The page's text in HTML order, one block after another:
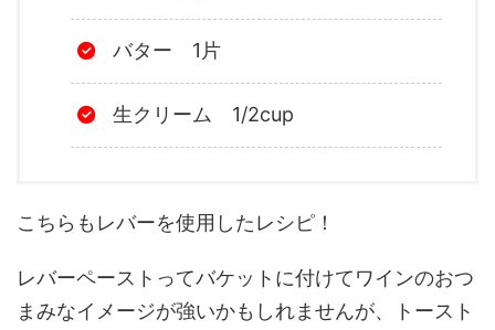
バター 1片
生クリーム 1/2cup
こちらもレバーを使用したレシピ！
レバーペーストってバケットに付けてワインのおつ
まみなイメージが強いかもしれませんが、トースト